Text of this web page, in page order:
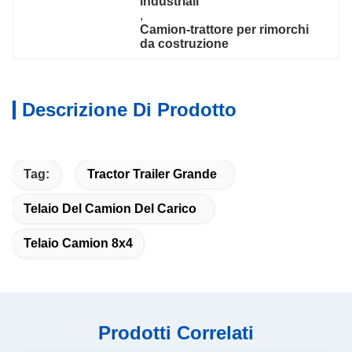
,
Camion-trattore per rimorchi
da costruzione
Descrizione Di Prodotto
Tag: Tractor Trailer Grande
Telaio Del Camion Del Carico
Telaio Camion 8x4
Prodotti Correlati